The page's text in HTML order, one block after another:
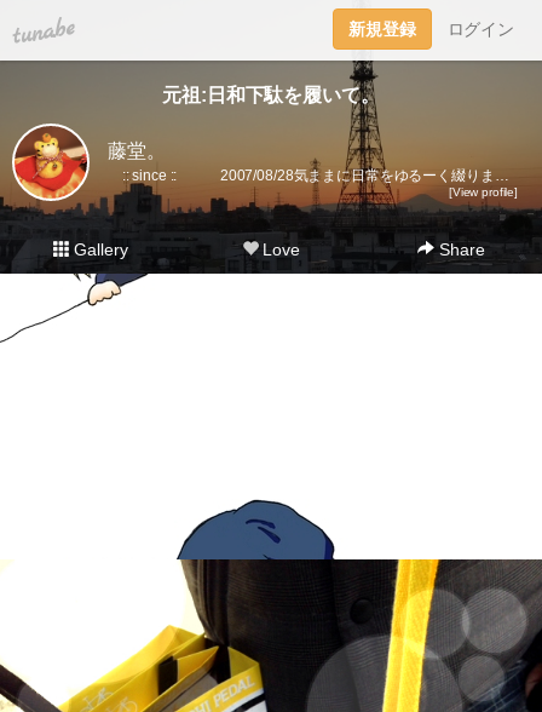
tuna.be 新規登録 ログイン
元祖:日和下駄を履いて。
藤堂。
:: since :: 2007/08/28気ままに日常をゆるーく綴ります。▼趣味丸出し。▼トラベラーズノート愛好家。 →書籍に一部載せていただきました★(奇跡)▼小さいノート活用術▼FLEXNOTEも活用しています。▼他、手帳・文房具大好き。▼2018に都内→田舎に移住。▼プラ板・レジン・手芸などハンドメイドをたまに▼メインはインスタです。
[View profile]
Gallery Love Share